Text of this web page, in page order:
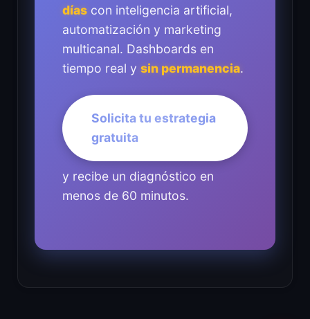
días con inteligencia artificial,
automatización y marketing
multicanal. Dashboards en
tiempo real y sin permanencia.
Solicita tu estrategia
gratuita
y recibe un diagnóstico en
menos de 60 minutos.